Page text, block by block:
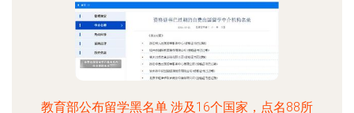
教育部公布留学黑名单 涉及16个国家，点名88所